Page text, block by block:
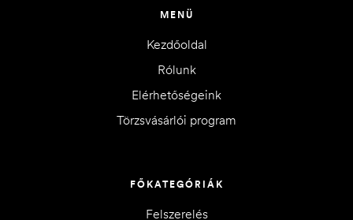
MENÜ
Kezdőoldal
Rólunk
Elérhetőségeink
Törzsvásárlói program
FŐKATEGÓRIÁK
Felszerelés